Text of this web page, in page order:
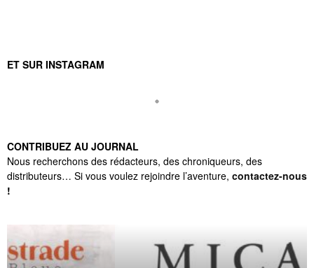
ET SUR INSTAGRAM
CONTRIBUEZ AU JOURNAL
Nous recherchons des rédacteurs, des chroniqueurs, des
distributeurs… Si vous voulez rejoindre l’aventure, contactez-nous
!